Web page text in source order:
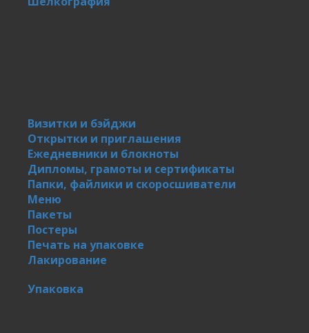
Визитки и бэйджи
Открытки и приглашения
Ежедневники и блокноты
Дипломы, грамоты и сертификаты
Папки, файлики и скоросшиватели
Меню
Пакеты
Постеры
Печать на упаковке
Лакирование
Упаковка